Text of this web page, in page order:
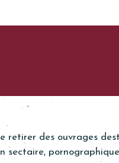
retirer des ouvrages
sectaire,